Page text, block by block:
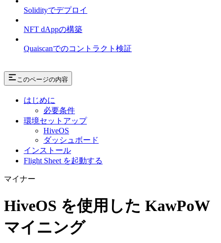
Solidityでデプロイ
NFT dAppの構築
Quaiscanでのコントラクト検証
このページの内容
はじめに
必要条件
環境セットアップ
HiveOS
ダッシュボード
インストール
Flight Sheet を起動する
マイナー
HiveOS を使用した KawPoW
マイニング